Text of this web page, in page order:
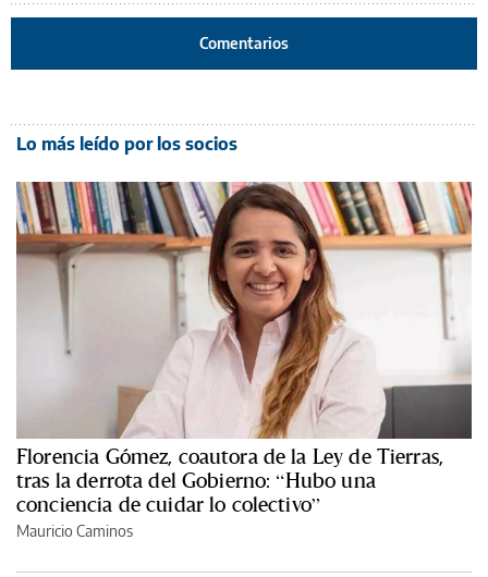
Comentarios
Lo más leído por los socios
Florencia Gómez, coautora de la Ley de Tierras,
tras la derrota del Gobierno: “Hubo una
conciencia de cuidar lo colectivo”
Mauricio Caminos